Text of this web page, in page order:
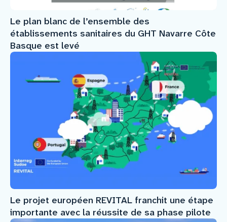
Le plan blanc de l’ensemble des
établissements sanitaires du GHT Navarre Côte
Basque est levé
Le projet européen REVITAL franchit une étape
importante avec la réussite de sa phase pilote